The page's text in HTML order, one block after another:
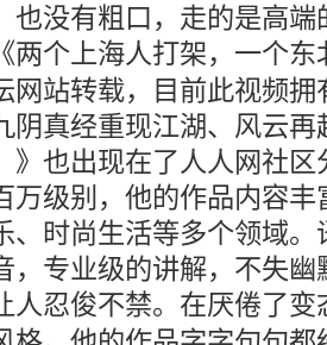
也没有粗口，走的是高
两个上海人打架，一个东
网站转载，目前此视频
阴真经重现江湖、风云
》也出现在了人人网社
万级别，他的作品内容
、时尚生活等多个领域
，专业级的讲解，不失
人忍俊不禁。在厌倦了变